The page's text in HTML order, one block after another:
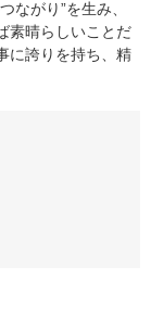
ながり”を生み、
素晴らしいことだ
に誇りを持ち、精